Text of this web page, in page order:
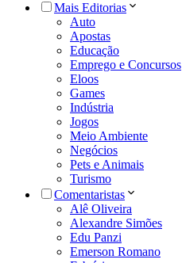
Mais Editorias
Auto
Apostas
Educação
Emprego e Concursos
Eloos
Games
Indústria
Jogos
Meio Ambiente
Negócios
Pets e Animais
Turismo
Comentaristas
Alê Oliveira
Alexandre Simões
Edu Panzi
Emerson Romano